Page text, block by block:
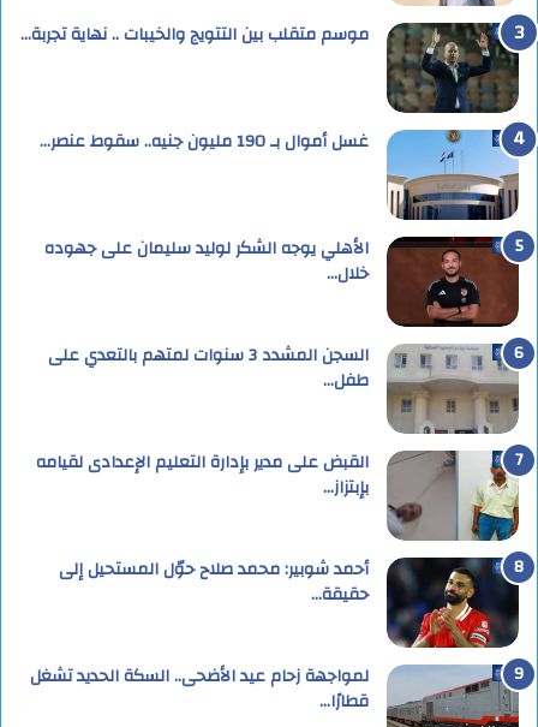
موسم متقلب بين التتويج والخيبات .. نهاية تجربة…
غسل أموال بـ 190 مليون جنيه.. سقوط عنصر…
الأهلي يوجه الشكر لوليد سليمان على جهوده
خلال…
السجن المشدد 3 سنوات لمتهم بالتعدي على
طفل…
القبض على مدير بإدارة التعليم الإعدادى لقيامه
بإبتزاز…
أحمد شوبير: محمد صلاح حوّل المستحيل إلى
حقيقة…
لمواجهة زحام عيد الأضحى.. السكة الحديد تشغل
قطارًا…